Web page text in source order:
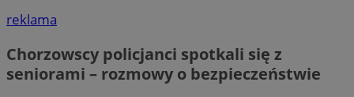
reklama
Chorzowscy policjanci spotkali się z
seniorami – rozmowy o bezpieczeństwie